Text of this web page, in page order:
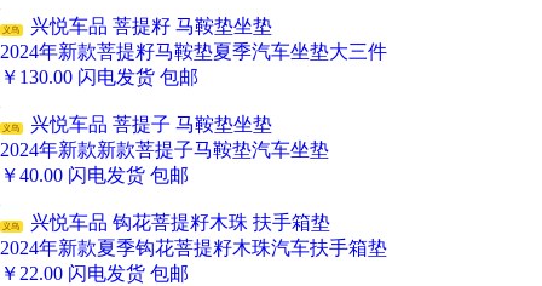
义乌
兴悦车品 菩提籽 马鞍垫坐垫
2024年新款菩提籽马鞍垫夏季汽车坐垫大三件
￥ 130.00 闪电发货 包邮
义乌
兴悦车品 菩提子 马鞍垫坐垫
2024年新款新款菩提子马鞍垫汽车坐垫
￥40.00 闪电发货 包邮
义乌
兴悦车品 钩花菩提籽木珠 扶手箱垫
2024年新款夏季钩花菩提籽木珠汽车扶手箱垫
￥ 22.00 闪电发货 包邮